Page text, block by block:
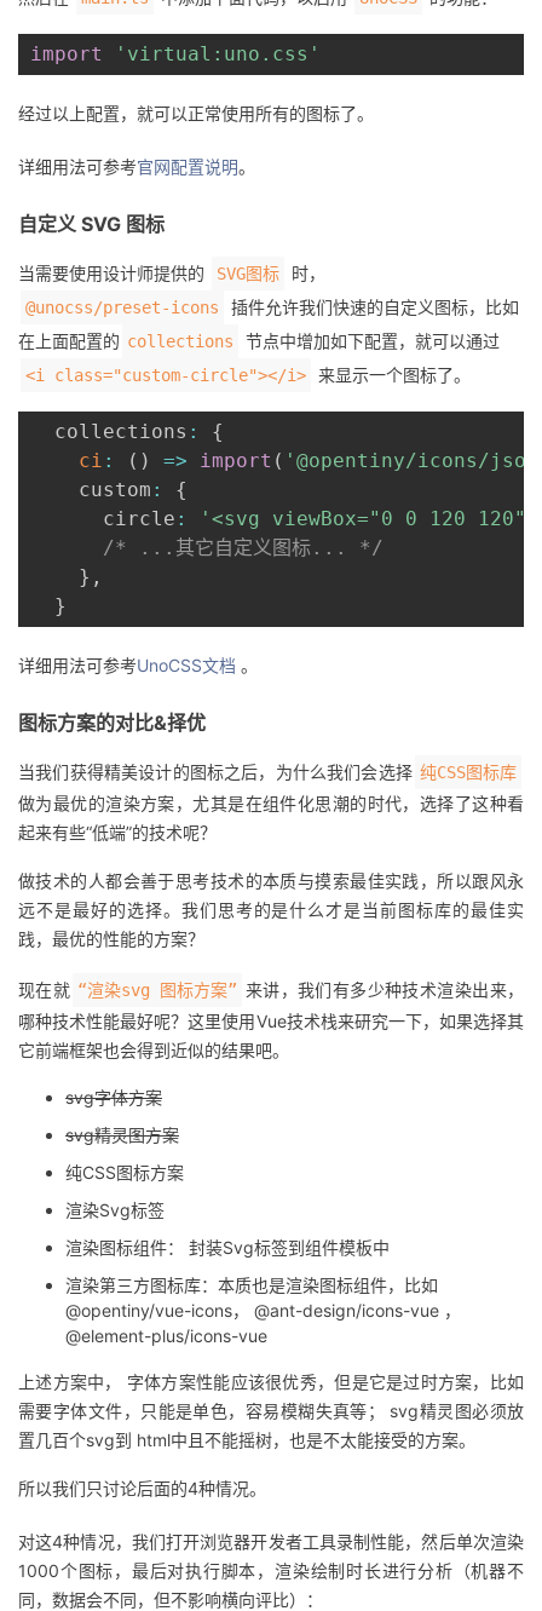
import 'virtual:uno.css'
经过以上配置，就可以正常使用所有的图标了。
详细用法可参考官网配置说明。
自定义 SVG 图标
当需要使用设计师提供的 SVG图标 时，
@unocss/preset-icons
插件允许我们快速的自定义图标，比如
在上面配置的 collections 节点中增加如下配置，就可以通过
<i class="custom-circle"></i> 来显示一个图标了。
  collections
:
{
ci : ( ) => import ( '@opentiny/icons/
    custom
:
{
      circle
:
'<svg viewBox="0 0 120
/* ...其它自定义图标... */
} ,
}
详细用法可参考UnoCSS文档 。
图标方案的对比&择优
当我们获得精美设计的图标之后，为什么我们会选择 纯CSS图标库
做为最优的渲染方案，尤其是在组件化思潮的时代，选择了这种看
起来有些“低端”的技术呢？
做技术的人都会善于思考技术的本质与摸索最佳实践，所以跟风永
远不是最好的选择。我们思考的是什么才是当前图标库的最佳实
践，最优的性能的方案？
现在就 “渲染svg 图标方案” 来讲，我们有多少种技术渲染出来，
哪种技术性能最好呢？这里使用Vue技术栈来研究一下，如果选择其
它前端框架也会得到近似的结果吧。
svg字体方案
svg精灵图方案
纯CSS图标方案
渲染Svg标签
渲染图标组件： 封装Svg标签到组件模板中
渲染第三方图标库：本质也是渲染图标组件，比如
@opentiny/vue-icons， @ant-design/icons-vue ，
@element-plus/icons-vue
上述方案中， 字体方案性能应该很优秀，但是它是过时方案，比如
需要字体文件，只能是单色，容易模糊失真等； svg精灵图必须放
置几百个svg到 html中且不能摇树，也是不太能接受的方案。
所以我们只讨论后面的4种情况。
对这4种情况，我们打开浏览器开发者工具录制性能，然后单次渲染
1000个图标，最后对执行脚本，渲染绘制时长进行分析（机器不
同，数据会不同，但不影响横向评比）：